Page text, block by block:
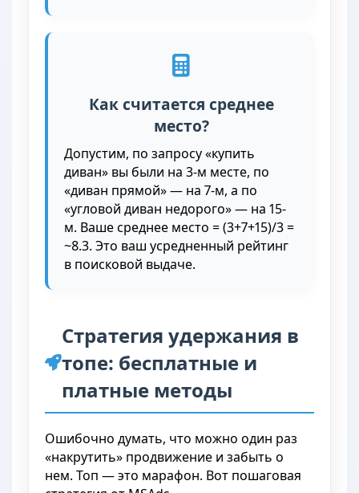
Как считается среднее
место?
Допустим, по запросу «купить
диван» вы были на 3-м месте, по
«диван прямой» — на 7-м, а по
«угловой диван недорого» — на 15-
м. Ваше среднее место = (3+7+15)/3 =
~8.3. Это ваш усредненный рейтинг
в поисковой выдаче.
Стратегия удержания в
топе: бесплатные и
платные методы
Ошибочно думать, что можно один раз
«накрутить» продвижение и забыть о
нем. Топ — это марафон. Вот пошаговая